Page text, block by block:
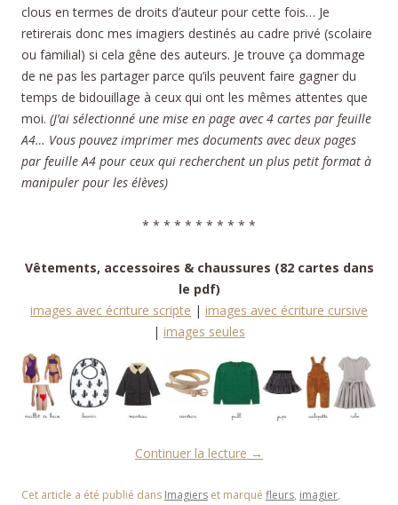
clous en termes de droits d’auteur pour cette fois… Je
retirerais donc mes imagiers destinés au cadre privé (scolaire
ou familial) si cela gêne des auteurs. Je trouve ça dommage
de ne pas les partager parce qu’ils peuvent faire gagner du
temps de bidouillage à ceux qui ont les mêmes attentes que
moi. (J’ai sélectionné une mise en page avec 4 cartes par feuille
A4… Vous pouvez imprimer mes documents avec deux pages
par feuille A4 pour ceux qui recherchent un plus petit format à
manipuler pour les élèves)
* * * * * * * * * * *
Vêtements, accessoires & chaussures (82 cartes dans
le pdf)
images avec écriture scripte | images avec écriture cursive
| images seules
Continuer la lecture →
Cet article a été publié dans Imagiers et marqué fleurs, imagier,